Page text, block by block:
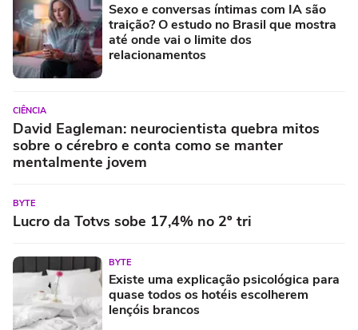
Sexo e conversas íntimas com IA são
traição? O estudo no Brasil que mostra
até onde vai o limite dos
relacionamentos
CIÊNCIA
David Eagleman: neurocientista quebra mitos
sobre o cérebro e conta como se manter
mentalmente jovem
BYTE
Lucro da Totvs sobe 17,4% no 2º tri
BYTE
Existe uma explicação psicológica para
quase todos os hotéis escolherem
lençóis brancos